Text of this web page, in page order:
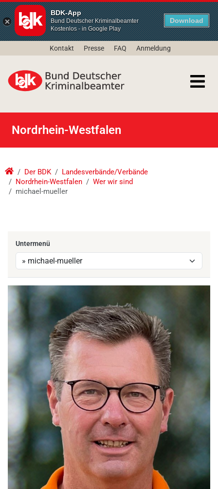
BDK-App
Bund Deutscher Kriminalbeamter
Kostenlos - in Google Play
Download
Kontakt Presse FAQ Anmeldung
Nordrhein-Westfalen
Der BDK
Landesverbände/Verbände
Nordrhein-Westfalen
Wer wir sind
michael-mueller
Untermenü